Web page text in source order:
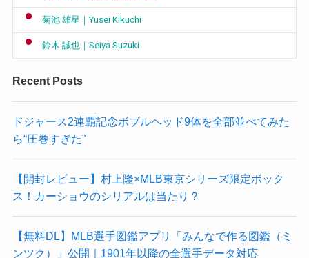
菊池 雄星｜Yusei Kikuchi
鈴木 誠也｜Seiya Suzuki
Recent Posts
ドジャース2連覇記念ボブルヘッド9体を全部並べてみた
ら“圧巻すぎた”
【開封レビュー】村上隆×MLB東京シリーズ限定ボック
ス！カーショウのシリアルは当たり？
【無料DL】MLB選手図鑑アプリ「みんなで作る図鑑（ミ
ンツク）」公開｜1901年以降の全選手データ対応